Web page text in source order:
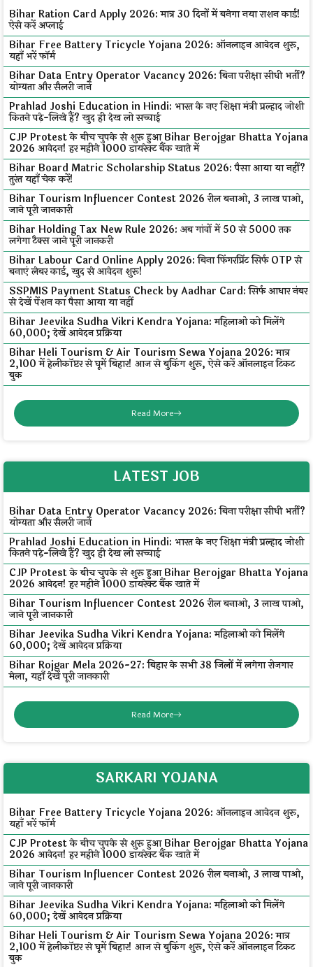
Bihar Ration Card Apply 2026: मात्र 30 दिनों में बनेगा नया राशन कार्ड!
ऐसे करें अप्लाई
Bihar Free Battery Tricycle Yojana 2026: ऑनलाइन आवेदन शुरू,
यहाँ भरें फॉर्म
Bihar Data Entry Operator Vacancy 2026: बिना परीक्षा सीधी भर्ती?
योग्यता और सैलरी जानें
Prahlad Joshi Education in Hindi: भारत के नए शिक्षा मंत्री प्रल्हाद जोशी
कितने पढ़े-लिखे हैं? खुद ही देख लो सच्चाई
CJP Protest के बीच चुपके से शुरू हुआ Bihar Berojgar Bhatta Yojana
2026 आवेदन! हर महीने ₹1000 डायरेक्ट बैंक खाते में
Bihar Board Matric Scholarship Status 2026: पैसा आया या नहीं?
तुरंत यहाँ चेक करें!
Bihar Tourism Influencer Contest 2026 रील बनाओ, ₹3 लाख पाओ,
जाने पूरी जानकारी
Bihar Holding Tax New Rule 2026: अब गांवों में ₹50 से ₹5000 तक
लगेगा टैक्स जाने पूरी जानकरी
Bihar Labour Card Online Apply 2026: बिना फिंगरप्रिंट सिर्फ OTP से
बनाएं लेबर कार्ड, खुद से आवेदन शुरू!
SSPMIS Payment Status Check by Aadhar Card: सिर्फ आधार नंबर
से देखें पेंशन का पैसा आया या नहीं
Bihar Jeevika Sudha Vikri Kendra Yojana: महिलाओं को मिलेंगे
₹60,000; देखें आवेदन प्रक्रिया
Bihar Heli Tourism & Air Tourism Sewa Yojana 2026: मात्र
₹2,100 में हेलीकॉप्टर से घूमें बिहार! आज से बुकिंग शुरू, ऐसे करें ऑनलाइन टिकट
बुक
Read More
LATEST JOB
Bihar Data Entry Operator Vacancy 2026: बिना परीक्षा सीधी भर्ती?
योग्यता और सैलरी जानें
Prahlad Joshi Education in Hindi: भारत के नए शिक्षा मंत्री प्रल्हाद जोशी
कितने पढ़े-लिखे हैं? खुद ही देख लो सच्चाई
CJP Protest के बीच चुपके से शुरू हुआ Bihar Berojgar Bhatta Yojana
2026 आवेदन! हर महीने ₹1000 डायरेक्ट बैंक खाते में
Bihar Tourism Influencer Contest 2026 रील बनाओ, ₹3 लाख पाओ,
जाने पूरी जानकारी
Bihar Jeevika Sudha Vikri Kendra Yojana: महिलाओं को मिलेंगे
₹60,000; देखें आवेदन प्रक्रिया
Bihar Rojgar Mela 2026-27: बिहार के सभी 38 जिलों में लगेगा रोजगार
मेला, यहाँ देखें पूरी जानकारी
Read More
SARKARI YOJANA
Bihar Free Battery Tricycle Yojana 2026: ऑनलाइन आवेदन शुरू,
यहाँ भरें फॉर्म
CJP Protest के बीच चुपके से शुरू हुआ Bihar Berojgar Bhatta Yojana
2026 आवेदन! हर महीने ₹1000 डायरेक्ट बैंक खाते में
Bihar Tourism Influencer Contest 2026 रील बनाओ, ₹3 लाख पाओ,
जाने पूरी जानकारी
Bihar Jeevika Sudha Vikri Kendra Yojana: महिलाओं को मिलेंगे
₹60,000; देखें आवेदन प्रक्रिया
Bihar Heli Tourism & Air Tourism Sewa Yojana 2026: मात्र
₹2,100 में हेलीकॉप्टर से घूमें बिहार! आज से बुकिंग शुरू, ऐसे करें ऑनलाइन टिकट
बुक